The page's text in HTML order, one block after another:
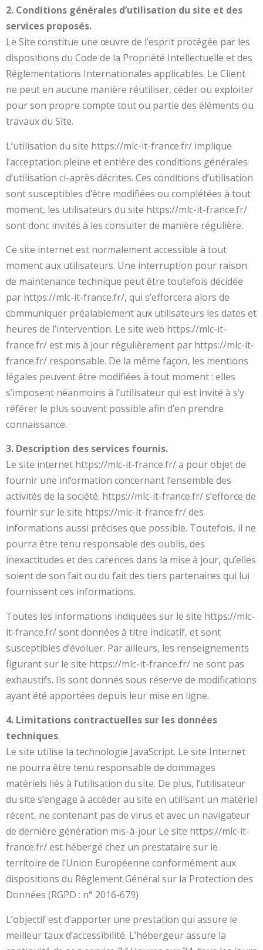
2. Conditions générales d’utilisation du site et des
services proposés.
Le Site constitue une œuvre de l’esprit protégée par les
dispositions du Code de la Propriété Intellectuelle et des
Réglementations Internationales applicables. Le Client
ne peut en aucune manière réutiliser, céder ou exploiter
pour son propre compte tout ou partie des éléments ou
travaux du Site.
L’utilisation du site https://mlc-it-france.fr/ implique
l’acceptation pleine et entière des conditions générales
d’utilisation ci-après décrites. Ces conditions d’utilisation
sont susceptibles d’être modifiées ou complétées à tout
moment, les utilisateurs du site https://mlc-it-france.fr/
sont donc invités à les consulter de manière régulière.
Ce site internet est normalement accessible à tout
moment aux utilisateurs. Une interruption pour raison
de maintenance technique peut être toutefois décidée
par https://mlc-it-france.fr/, qui s’efforcera alors de
communiquer préalablement aux utilisateurs les dates et
heures de l’intervention. Le site web https://mlc-it-
france.fr/ est mis à jour régulièrement par https://mlc-it-
france.fr/ responsable. De la même façon, les mentions
légales peuvent être modifiées à tout moment : elles
s’imposent néanmoins à l’utilisateur qui est invité à s’y
référer le plus souvent possible afin d’en prendre
connaissance.
3. Description des services fournis.
Le site internet https://mlc-it-france.fr/ a pour objet de
fournir une information concernant l’ensemble des
activités de la société. https://mlc-it-france.fr/ s’efforce de
fournir sur le site https://mlc-it-france.fr/ des
informations aussi précises que possible. Toutefois, il ne
pourra être tenu responsable des oublis, des
inexactitudes et des carences dans la mise à jour, qu’elles
soient de son fait ou du fait des tiers partenaires qui lui
fournissent ces informations.
Toutes les informations indiquées sur le site https://mlc-
it-france.fr/ sont données à titre indicatif, et sont
susceptibles d’évoluer. Par ailleurs, les renseignements
figurant sur le site https://mlc-it-france.fr/ ne sont pas
exhaustifs. Ils sont donnés sous réserve de modifications
ayant été apportées depuis leur mise en ligne.
4. Limitations contractuelles sur les données
techniques.
Le site utilise la technologie JavaScript. Le site Internet
ne pourra être tenu responsable de dommages
matériels liés à l’utilisation du site. De plus, l’utilisateur
du site s’engage à accéder au site en utilisant un matériel
récent, ne contenant pas de virus et avec un navigateur
de dernière génération mis-à-jour Le site https://mlc-it-
france.fr/ est hébergé chez un prestataire sur le
territoire de l’Union Européenne conformément aux
dispositions du Règlement Général sur la Protection des
Données (RGPD : n° 2016-679)
L’objectif est d’apporter une prestation qui assure le
meilleur taux d’accessibilité. L’hébergeur assure la